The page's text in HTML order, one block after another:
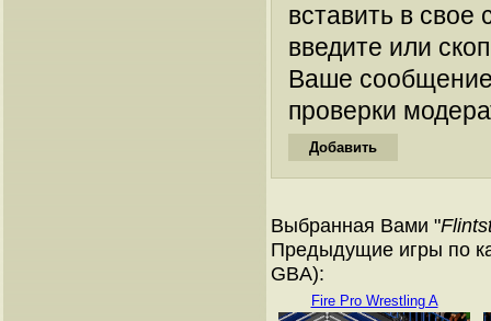
вставить в
введите или
Ваше
проверки
Выбранная Вами "
Предыдущие игры по
GBA):
Fire Pro Wrestling A